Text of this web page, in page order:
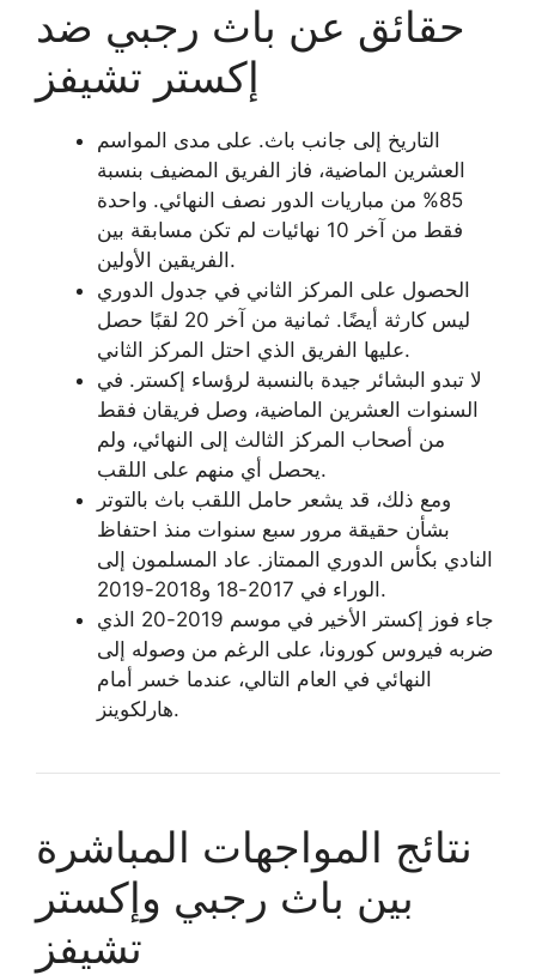
حقائق عن باث رجبي ضد
إكستر تشيفز
التاريخ إلى جانب باث. على مدى المواسم
العشرين الماضية، فاز الفريق المضيف بنسبة
85% من مباريات الدور نصف النهائي. واحدة
فقط من آخر 10 نهائيات لم تكن مسابقة بين
الفريقين الأولين.
الحصول على المركز الثاني في جدول الدوري
ليس كارثة أيضًا. ثمانية من آخر 20 لقبًا حصل
عليها الفريق الذي احتل المركز الثاني.
لا تبدو البشائر جيدة بالنسبة لرؤساء إكستر. في
السنوات العشرين الماضية، وصل فريقان فقط
من أصحاب المركز الثالث إلى النهائي، ولم
يحصل أي منهم على اللقب.
ومع ذلك، قد يشعر حامل اللقب باث بالتوتر
بشأن حقيقة مرور سبع سنوات منذ احتفاظ
النادي بكأس الدوري الممتاز. عاد المسلمون إلى
الوراء في 2017-18 و2018-2019.
جاء فوز إكستر الأخير في موسم 2019-20 الذي
ضربه فيروس كورونا، على الرغم من وصوله إلى
النهائي في العام التالي، عندما خسر أمام
هارلكوينز.
نتائج المواجهات المباشرة
بين باث رجبي وإكستر
تشيفز